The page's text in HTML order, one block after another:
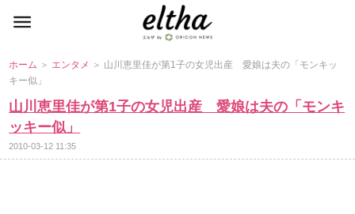
ホーム ＞ エンタメ ＞ 山川恵里佳が第1子の女児出産 愛娘は夫の「モンキッ
キー似」
山川恵里佳が第1子の女児出産 愛娘は夫の「モンキ
ッキー似」
2010-03-12 11:35